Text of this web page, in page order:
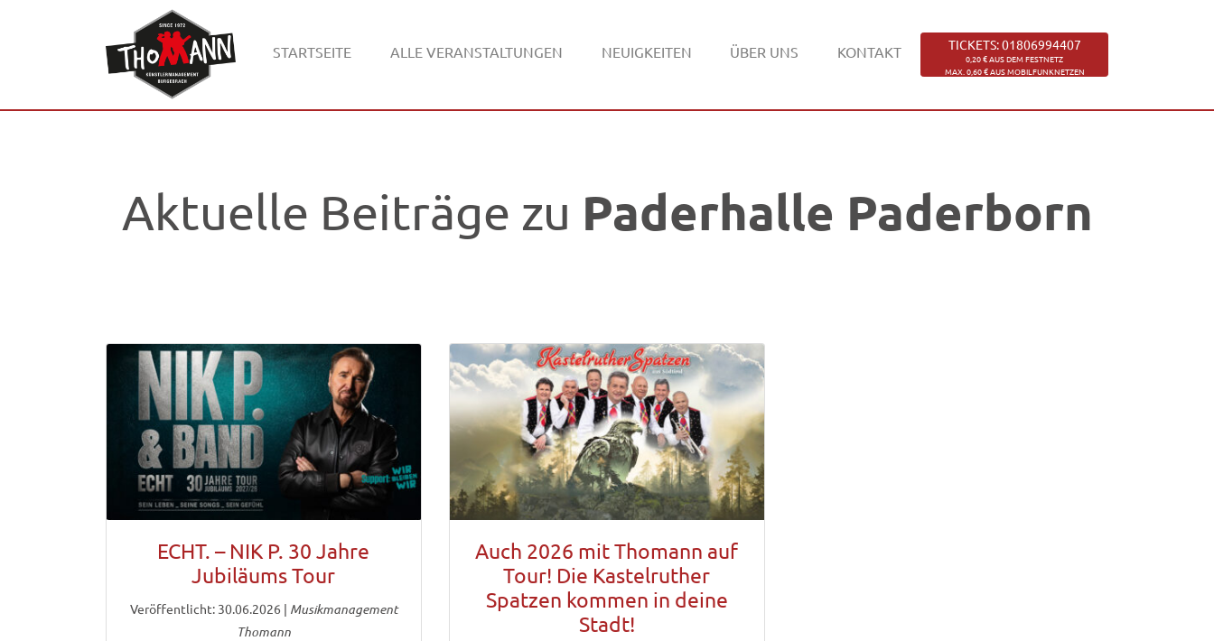
STARTSEITE ALLE VERANSTALTUNGEN NEUIGKEITEN ÜBER UNS KONTAKT TICKETS: 01806994407
0,20 € AUS DEM FESTNETZ
MAX. 0,60 € AUS MOBILFUNKNETZEN
Aktuelle Beiträge zu Paderhalle Paderborn
ECHT. – NIK P. 30 Jahre
Jubiläums Tour
Veröffentlicht: 30.06.2026 | Musikmanagement
Thomann
Auch 2026 mit Thomann auf
Tour! Die Kastelruther
Spatzen kommen in deine
Stadt!